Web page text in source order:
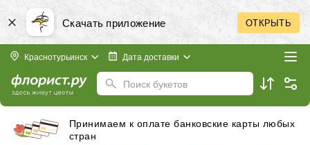
Скачать приложение ОТКРЫТЬ
Краснотурьинск Дата доставки
Поиск букетов
Принимаем к оплате банковские карты любых
стран